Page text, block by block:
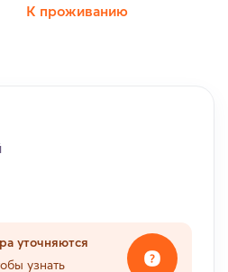
К проживанию
уточняются
узнать